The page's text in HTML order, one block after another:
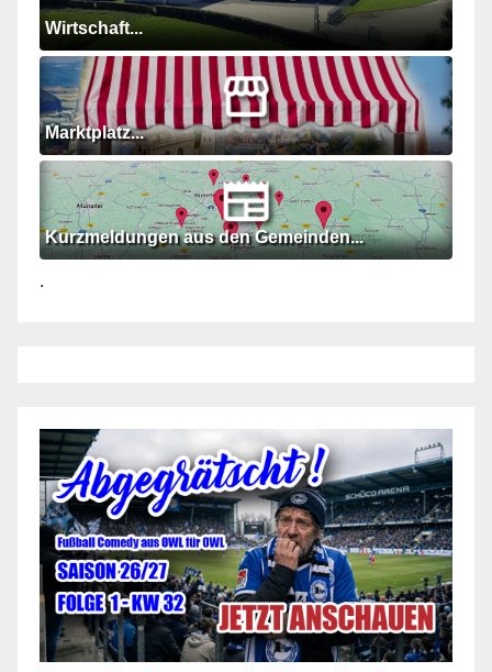
Wirtschaft...
Marktplatz...
Kurzmeldungen aus den Gemeinden...
.